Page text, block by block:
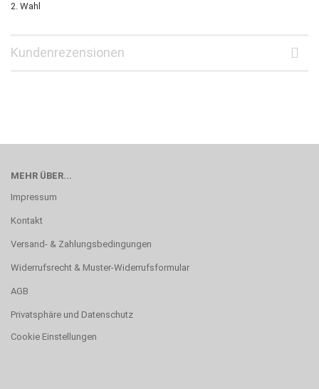
2. Wahl
Kundenrezensionen
MEHR ÜBER...
Impressum
Kontakt
Versand- & Zahlungsbedingungen
Widerrufsrecht & Muster-Widerrufsformular
AGB
Privatsphäre und Datenschutz
Cookie Einstellungen